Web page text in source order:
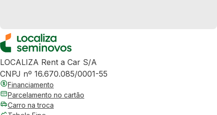
LOCALIZA Rent a Car S/A
CNPJ nº 16.670.085/0001-55
Financiamento
Parcelamento no cartão
Carro na troca